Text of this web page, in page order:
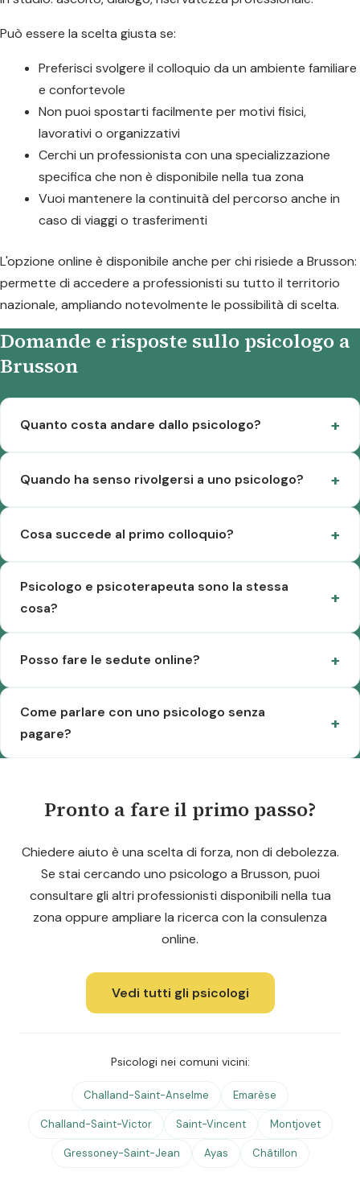
Può essere la scelta giusta se:
Preferisci svolgere il colloquio da un ambiente familiare
e confortevole
Non puoi spostarti facilmente per motivi fisici,
lavorativi o organizzativi
Cerchi un professionista con una specializzazione
specifica che non è disponibile nella tua zona
Vuoi mantenere la continuità del percorso anche in
caso di viaggi o trasferimenti
L'opzione online è disponibile anche per chi risiede a Brusson:
permette di accedere a professionisti su tutto il territorio
nazionale, ampliando notevolmente le possibilità di scelta.
Domande e risposte sullo psicologo a
Brusson
Quanto costa andare dallo psicologo?
Quando ha senso rivolgersi a uno psicologo?
Cosa succede al primo colloquio?
Psicologo e psicoterapeuta sono la stessa
cosa?
Posso fare le sedute online?
Come parlare con uno psicologo senza
pagare?
Pronto a fare il primo passo?
Chiedere aiuto è una scelta di forza, non di debolezza.
Se stai cercando uno psicologo a Brusson, puoi
consultare gli altri professionisti disponibili nella tua
zona oppure ampliare la ricerca con la consulenza
online.
Vedi tutti gli psicologi
Psicologi nei comuni vicini:
Challand-Saint-Anselme Emarèse
Challand-Saint-Victor Saint-Vincent Montjovet
Gressoney-Saint-Jean Ayas Châtillon